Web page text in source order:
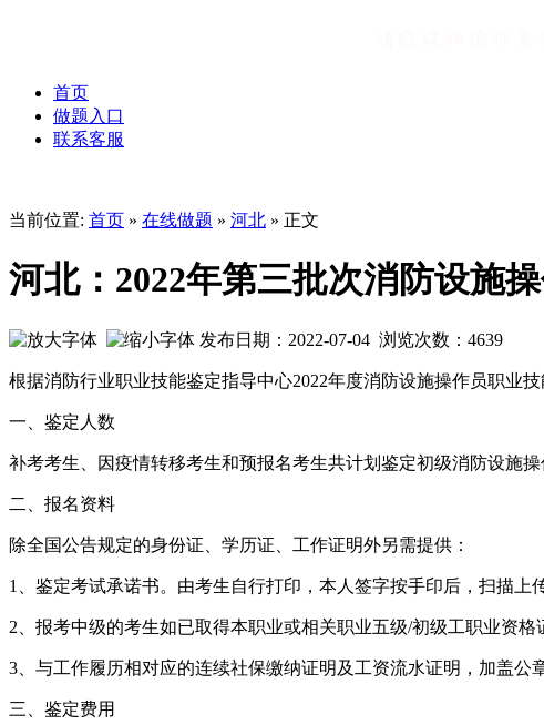
首页
做题入口
联系客服
当前位置: 首页 » 在线做题 » 河北 » 正文
河北：2022年第三批次消防设施
发布日期：2022-07-04 浏览次数： 4639
根据消防行业职业技能鉴定指导中心2022年度消防设施操作员职业
一、鉴定人数
补考考生、因疫情转移考生和预报名考生共计划鉴定初级消防设施
二、报名资料
除全国公告规定的身份证、学历证、工作证明外另需提供：
1、鉴定考试承诺书。由考生自行打印，本人签字按手印后，扫描上
2、报考中级的考生如已取得本职业或相关职业五级/初级工职业资格
3、与工作履历相对应的连续社保缴纳证明及工资流水证明，加盖公
三、鉴定费用